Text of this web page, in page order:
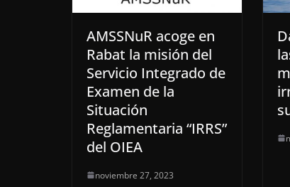
AMSSNuR acoge en
Rabat la misión del
Servicio Integrado de
Examen de la
Situación
Reglamentaria “IRRS”
del OIEA
noviembre 27, 2023